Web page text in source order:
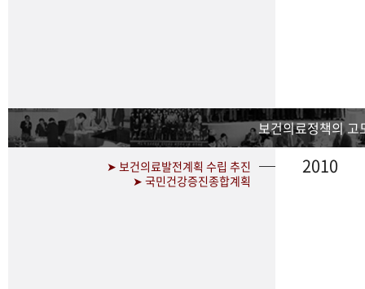
보건의료정책의 고
➤ 보건의료발전계획 수립 추진
➤ 국민건강증진종합계획
2010